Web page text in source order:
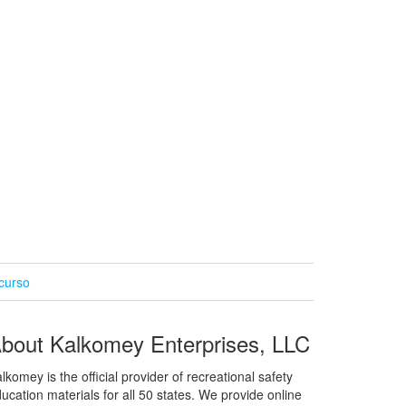
Kalkomey Enterprises, LLC
is the official provider of recreational safety
materials for all 50 states. We provide online